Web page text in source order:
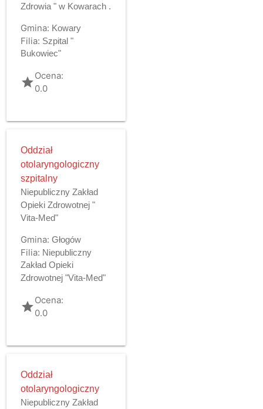
Zdrowia " w Kowarach .
Gmina: Kowary
Filia: Szpital "
Bukowiec"
gradeOcena:
0.0
Oddział
otolaryngologiczny
szpitalny
Niepubliczny Zakład
Opieki Zdrowotnej "
Vita-Med"
Gmina: Głogów
Filia: Niepubliczny
Zakład Opieki
Zdrowotnej "Vita-Med"
gradeOcena:
0.0
Oddział
otolaryngologiczny
Niepubliczny Zakład